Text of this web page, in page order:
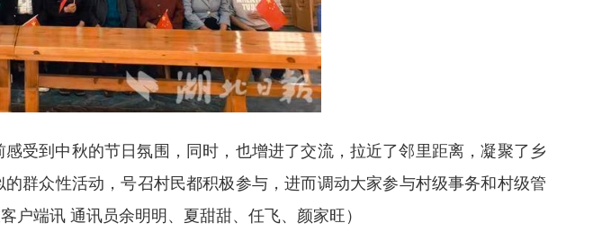
受到中秋的节日氛围，同时，也增进了交流，拉近了邻里距离，凝聚了乡
群众性活动，号召村民都积极参与，进而调动大家参与村级事务和村级管
户端讯 通讯员余明明、夏甜甜、任飞、颜家旺 ）